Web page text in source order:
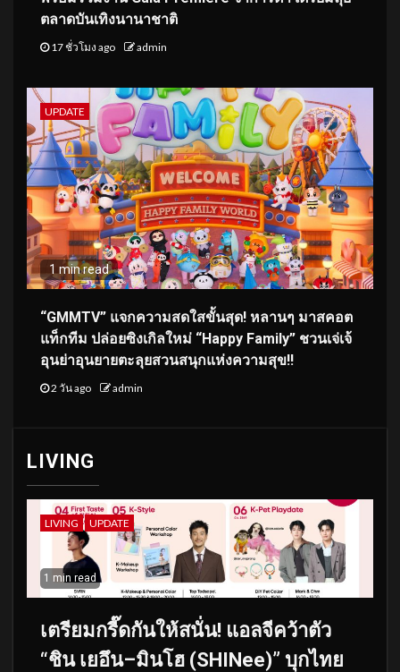
ตลาดบันเทิงนานาชาติ
17 ชั่วโมง ago admin
UPDATE
1 min read
“GMMTV” แจกความสดใสขั้นสุด! หลานๆ มาสคอต
แท็กทีม ปล่อยซิงเกิลใหม่ “Happy Family” ชวนเจ่เจ้
อุนย่าอุนยายตะลุยสวนสนุกแห่งความสุข!!
2 วัน ago admin
LIVING
LIVING UPDATE
1 min read
เตรียมกรี๊ดกันให้สนั่น! แอลจีคว้าตัว
“ชิน เยอึน–มินโฮ (SHINee)” บุกไทย